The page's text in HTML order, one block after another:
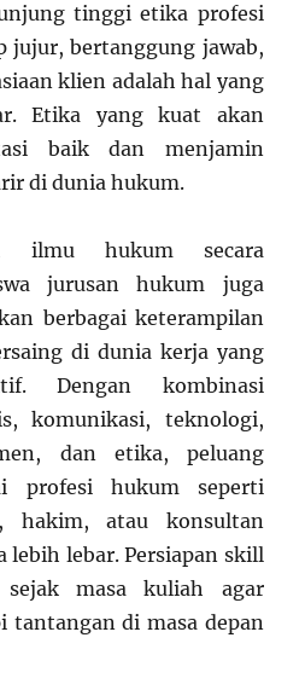
tinggi etika profesi
jujur, bertanggung jawab,
klien adalah hal yang
Etika yang kuat akan
baik dan menjamin
di dunia hukum.
ilmu hukum secara
jurusan hukum juga
berbagai keterampilan
di dunia kerja yang
Dengan kombinasi
komunikasi, teknologi,
dan etika, peluang
profesi hukum seperti
hakim, atau konsultan
lebih lebar. Persiapan skill
masa kuliah agar
tantangan di masa depan